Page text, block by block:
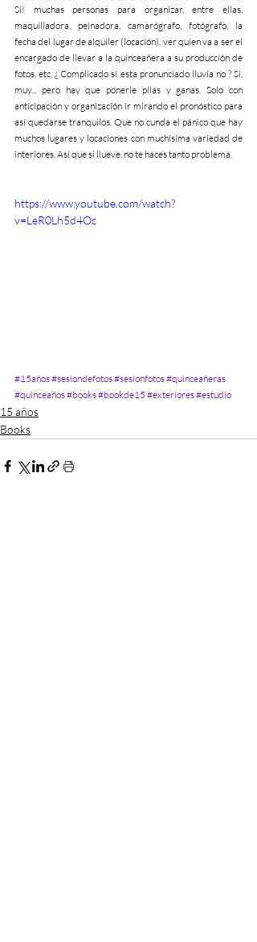
Si! muchas personas para organizar, entre ellas,
maquilladora, peinadora, camarógrafo, fotógrafo, la
fecha del lugar de alquiler (locación), ver quien va a ser el
encargado de llevar a la quinceañera a su producción de
fotos, etc. ¿ Complicado si esta pronunciado lluvia no ? Si,
muy... pero hay que ponerle pilas y ganas. Solo con
anticipación y organización ir mirando el pronóstico para
así quedarse tranquilos. Que no cunda el pánico que hay
muchos lugares y locaciones con muchísima variedad de
interiores. Así que si llueve, no te haces tanto problema.
https://www.youtube.com/watch?
v=LeR0Lh5d4Oc
#15años#sesiondefotos#sesionfotos#quinceañeras
#quinceaños#books#bookde15 #exteriores#estudio
15 años
Books